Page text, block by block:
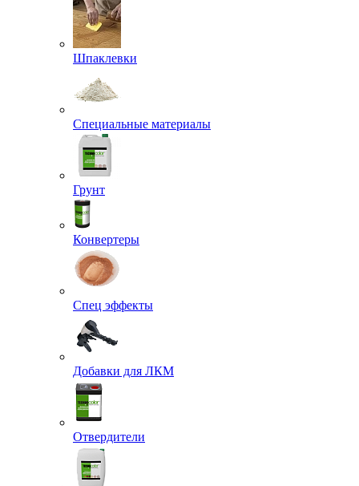
Шпаклевки
Специальные материалы
Грунт
Конвертеры
Спец эффекты
Добавки для ЛКМ
Отвердители